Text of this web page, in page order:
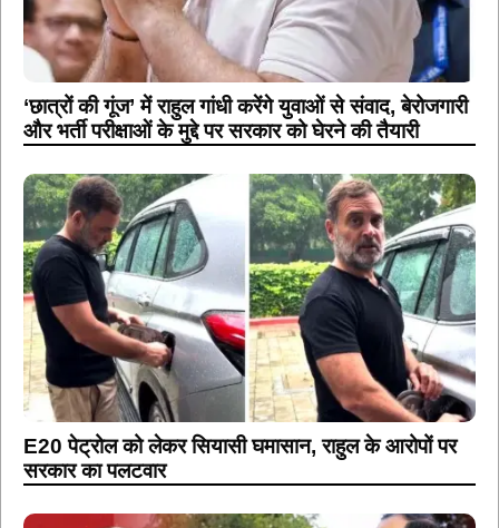
‘छात्रों की गूंज’ में राहुल गांधी करेंगे युवाओं से संवाद, बेरोजगारी
और भर्ती परीक्षाओं के मुद्दे पर सरकार को घेरने की तैयारी
E20 पेट्रोल को लेकर सियासी घमासान, राहुल के आरोपों पर
सरकार का पलटवार